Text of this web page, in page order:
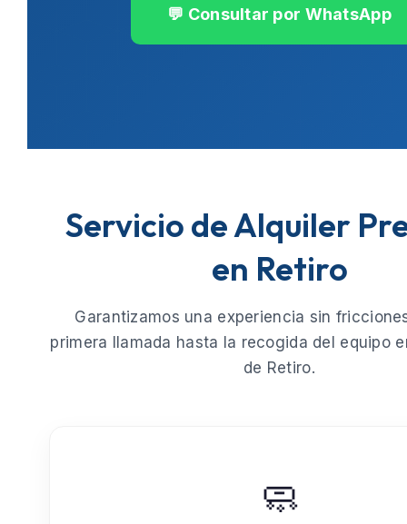
💬 Consultar por WhatsApp
Servicio de Alquiler
en Retiro
Garantizamos una experiencia sin
primera llamada hasta la recogida del equipo
de Retiro.
🧼